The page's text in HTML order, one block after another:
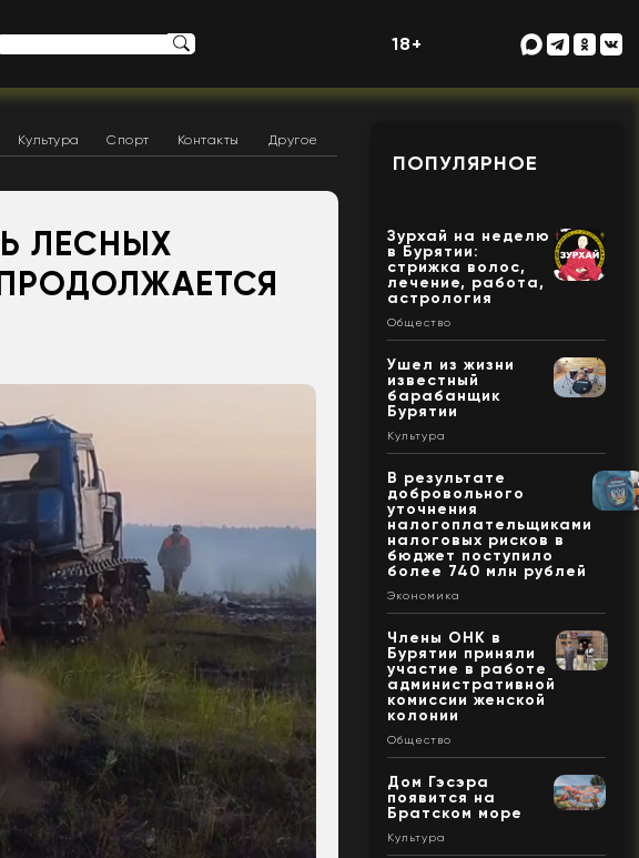
18+
Культура Спорт Контакты Другое
ЛЕСНЫХ
ПОПУЛЯРНОЕ
Зурхай на неделю
в Бурятии:
стрижка волос,
лечение, работа,
астрология
Общество
Ушел из жизни
известный
барабанщик
Бурятии
Культура
В результате
добровольного
уточнения
налогоплательщиками
налоговых рисков в
бюджет поступило
более 740 млн рублей
Экономика
Члены ОНК в
Бурятии приняли
участие в работе
административной
комиссии женской
колонии
Общество
Дом Гэсэра
появится на
Братском море
Культура